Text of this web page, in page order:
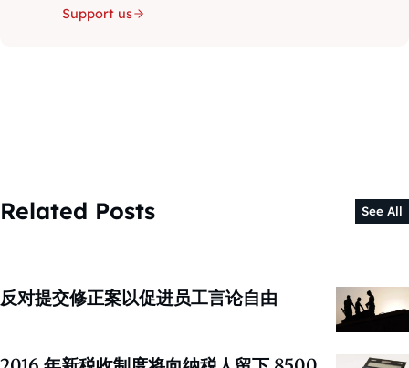
Support us
Related Posts See All
反对提交修正案以促进员工言论自由